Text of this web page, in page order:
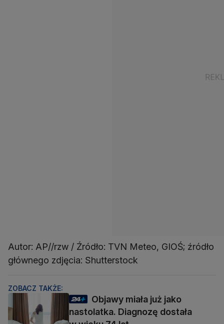
Autor: AP//rzw / Źródło: TVN Meteo, GIOŚ; źródło
głównego zdjęcia: Shutterstock
ZOBACZ TAKŻE:
Objawy miała już jako
nastolatka. Diagnozę dostała